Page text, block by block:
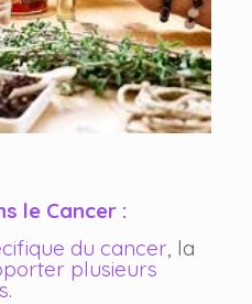
le Cancer :
du cancer, la
plusieurs
.